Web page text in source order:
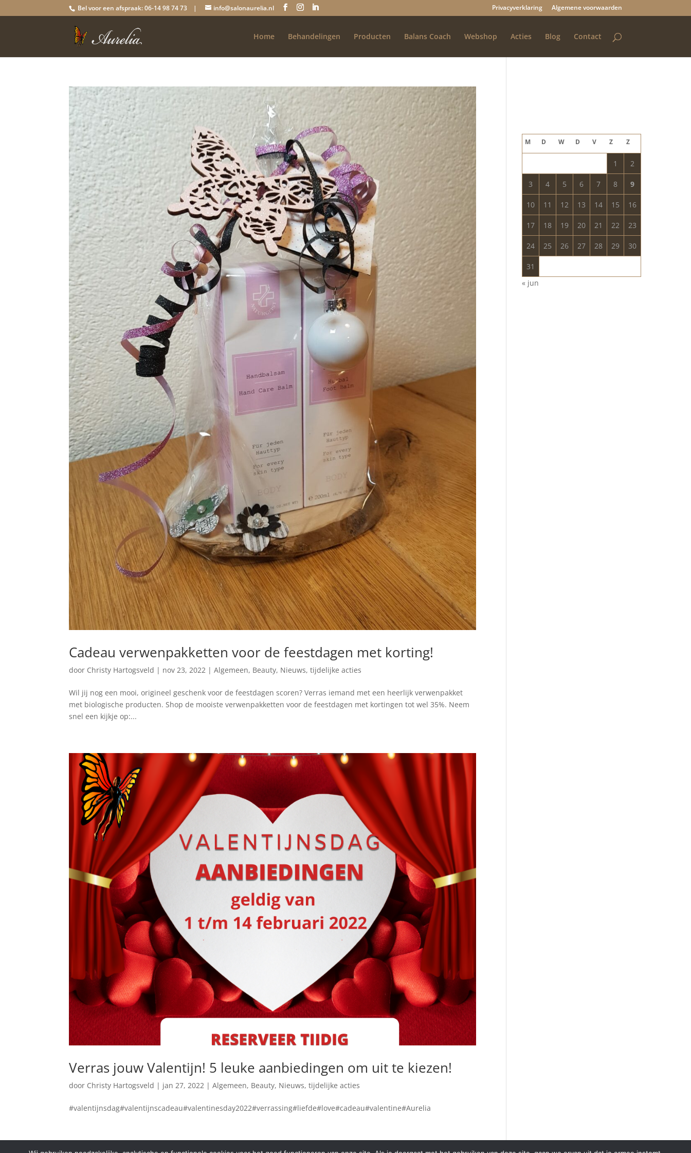
Bel voor een afspraak: 06-14 98 74 73 | info@salonaurelia.nl Privacyverklaring Algemene voorwaarden
Home Behandelingen Producten Balans Coach Webshop Acties Blog Contact
Cadeau verwenpakketten voor de feestdagen met korting!
door Christy Hartogsveld | nov 23, 2022 |Algemeen, Beauty, Nieuws,tijdelijke acties
Wil jij nog een mooi, origineel geschenk voor de feestdagen scoren? Verras iemand met een heerlijk verwenpakket
met biologische producten. Shop de mooiste verwenpakketten voor de feestdagen met kortingen tot wel 35%. Neem
snel een kijkje op:...
Verras jouw Valentijn! 5 leuke aanbiedingen om uit te kiezen!
door Christy Hartogsveld | jan 27, 2022 |Algemeen, Beauty, Nieuws,tijdelijke acties
#valentijnsdag#valentijnscadeau#valentinesday2022#verrassing#liefde#love#cadeau#valentine#Aurelia
M D W D V Z Z
1 2
3 4 5 6 7 8 9
10 11 12 13 14 15 16
17 18 19 20 21 22 23
24 25 26 27 28 29 30
31
« jun